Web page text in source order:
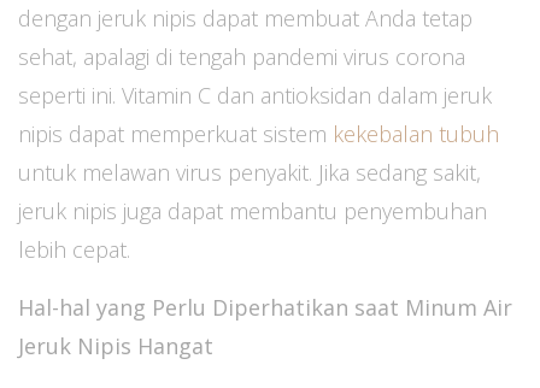
dengan jeruk nipis dapat membuat Anda tetap
sehat, apalagi di tengah pandemi virus corona
seperti ini. Vitamin C dan antioksidan dalam jeruk
nipis dapat memperkuat sistem kekebalan tubuh
untuk melawan virus penyakit. Jika sedang sakit,
jeruk nipis juga dapat membantu penyembuhan
lebih cepat.
Hal-hal yang Perlu Diperhatikan saat Minum Air
Jeruk Nipis Hangat